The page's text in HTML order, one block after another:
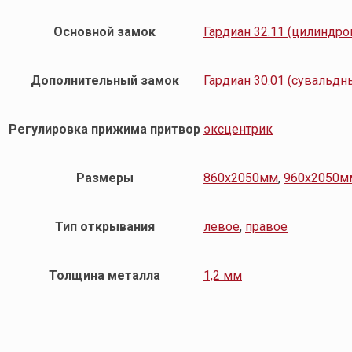
Основной замок Гардиан 32.11
Дополнительный замок Гардиан 30.01
Регулировка прижима притвор эксцентрик
Размеры 860х2050мм,
Тип открывания левое, правое
Толщина металла 1,2 мм